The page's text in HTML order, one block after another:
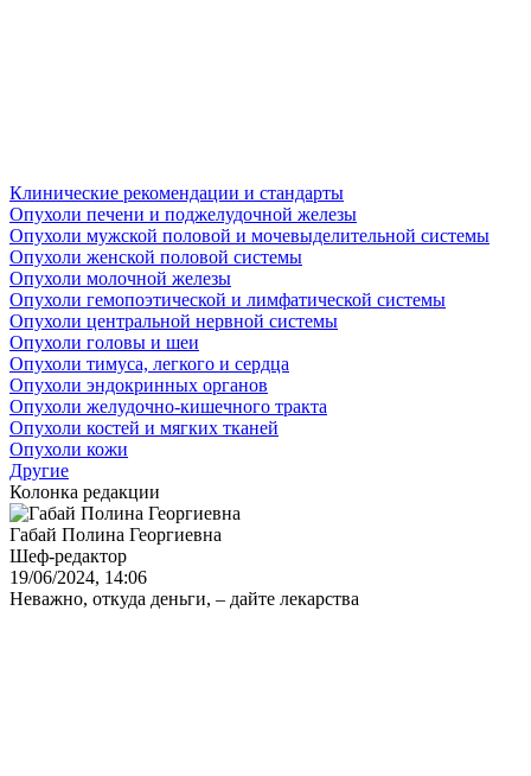
Клинические рекомендации и стандарты
Опухоли печени и поджелудочной железы
Опухоли мужской половой и мочевыделительной системы
Опухоли женской половой системы
Опухоли молочной железы
Опухоли гемопоэтической и лимфатической системы
Опухоли центральной нервной системы
Опухоли головы и шеи
Опухоли тимуса, легкого и сердца
Опухоли эндокринных органов
Опухоли желудочно-кишечного тракта
Опухоли костей и мягких тканей
Опухоли кожи
Другие
Колонка редакции
Габай Полина Георгиевна
Шеф-редактор
19/06/2024, 14:06
Неважно, откуда деньги, – дайте лекарства